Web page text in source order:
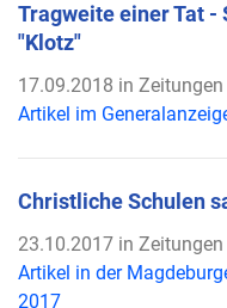
Tragweite einer Tat
"Klotz"
17.09.2018 in
Artikel im
Christliche Schulen
23.10.2017 in
Artikel in der
2017